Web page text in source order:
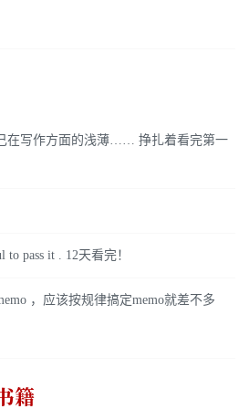
在写作方面的浅薄…… 挣扎着看完第一
pass it . 12天看完！
，应该按规律搞定memo就差不多
籍